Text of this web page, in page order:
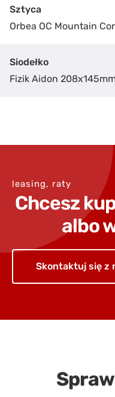
Sztyca
Orbea OC Mountain
Siodełko
Fizik Aidon
leasing, raty
Chcesz
albo
Skontaktuj się z